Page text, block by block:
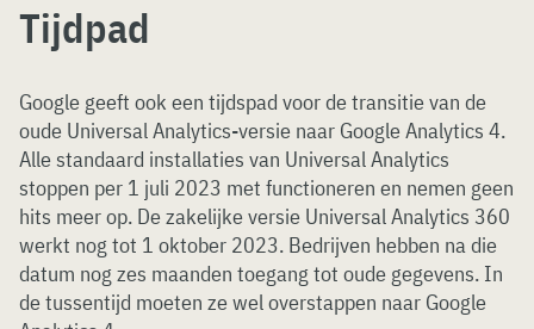
Tijdpad
Google geeft ook een tijdspad voor de transitie van de
oude Universal Analytics-versie naar Google Analytics 4.
Alle standaard installaties van Universal Analytics
stoppen per 1 juli 2023 met functioneren en nemen geen
hits meer op. De zakelijke versie Universal Analytics 360
werkt nog tot 1 oktober 2023. Bedrijven hebben na die
datum nog zes maanden toegang tot oude gegevens. In
de tussentijd moeten ze wel overstappen naar Google